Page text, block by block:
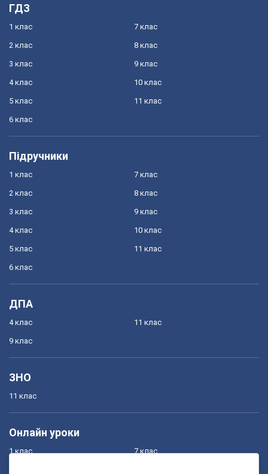
ГДЗ
1 клас
2 клас
3 клас
4 клас
5 клас
6 клас
7 клас
8 клас
9 клас
10 клас
11 клас
Підручники
1 клас
2 клас
3 клас
4 клас
5 клас
6 клас
7 клас
8 клас
9 клас
10 клас
11 клас
ДПА
4 клас
9 клас
11 клас
ЗНО
11 клас
Онлайн уроки
1 клас 7 клас